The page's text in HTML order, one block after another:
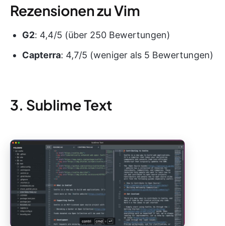
Rezensionen zu Vim
G2: 4,4/5 (über 250 Bewertungen)
Capterra: 4,7/5 (weniger als 5 Bewertungen)
3. Sublime Text